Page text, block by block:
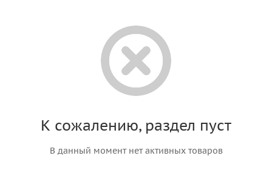
К сожалению, раздел пуст
В данный момент нет активных товаров